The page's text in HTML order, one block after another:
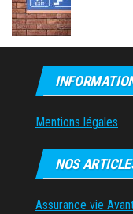
Mentions légales
NOS
Assurance vie